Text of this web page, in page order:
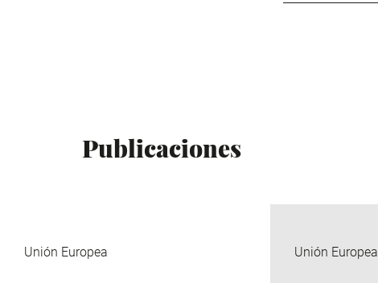
Publicaciones
Unión Europea Unión Europea